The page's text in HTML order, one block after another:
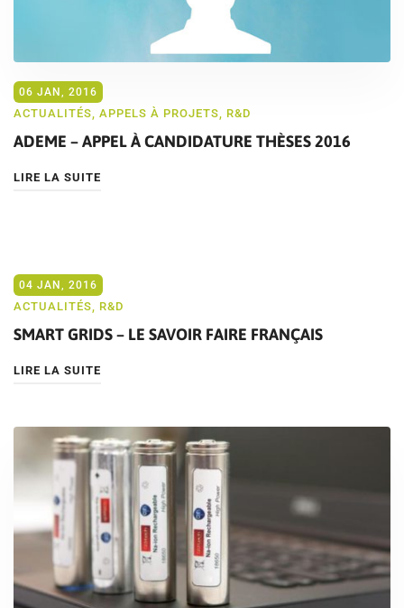
06 JAN, 2016
ACTUALITÉS, APPELS À PROJETS, R&D
ADEME – APPEL À CANDIDATURE THÈSES 2016
LIRE LA SUITE
04 JAN, 2016
ACTUALITÉS, R&D
SMART GRIDS – LE SAVOIR FAIRE FRANÇAIS
LIRE LA SUITE